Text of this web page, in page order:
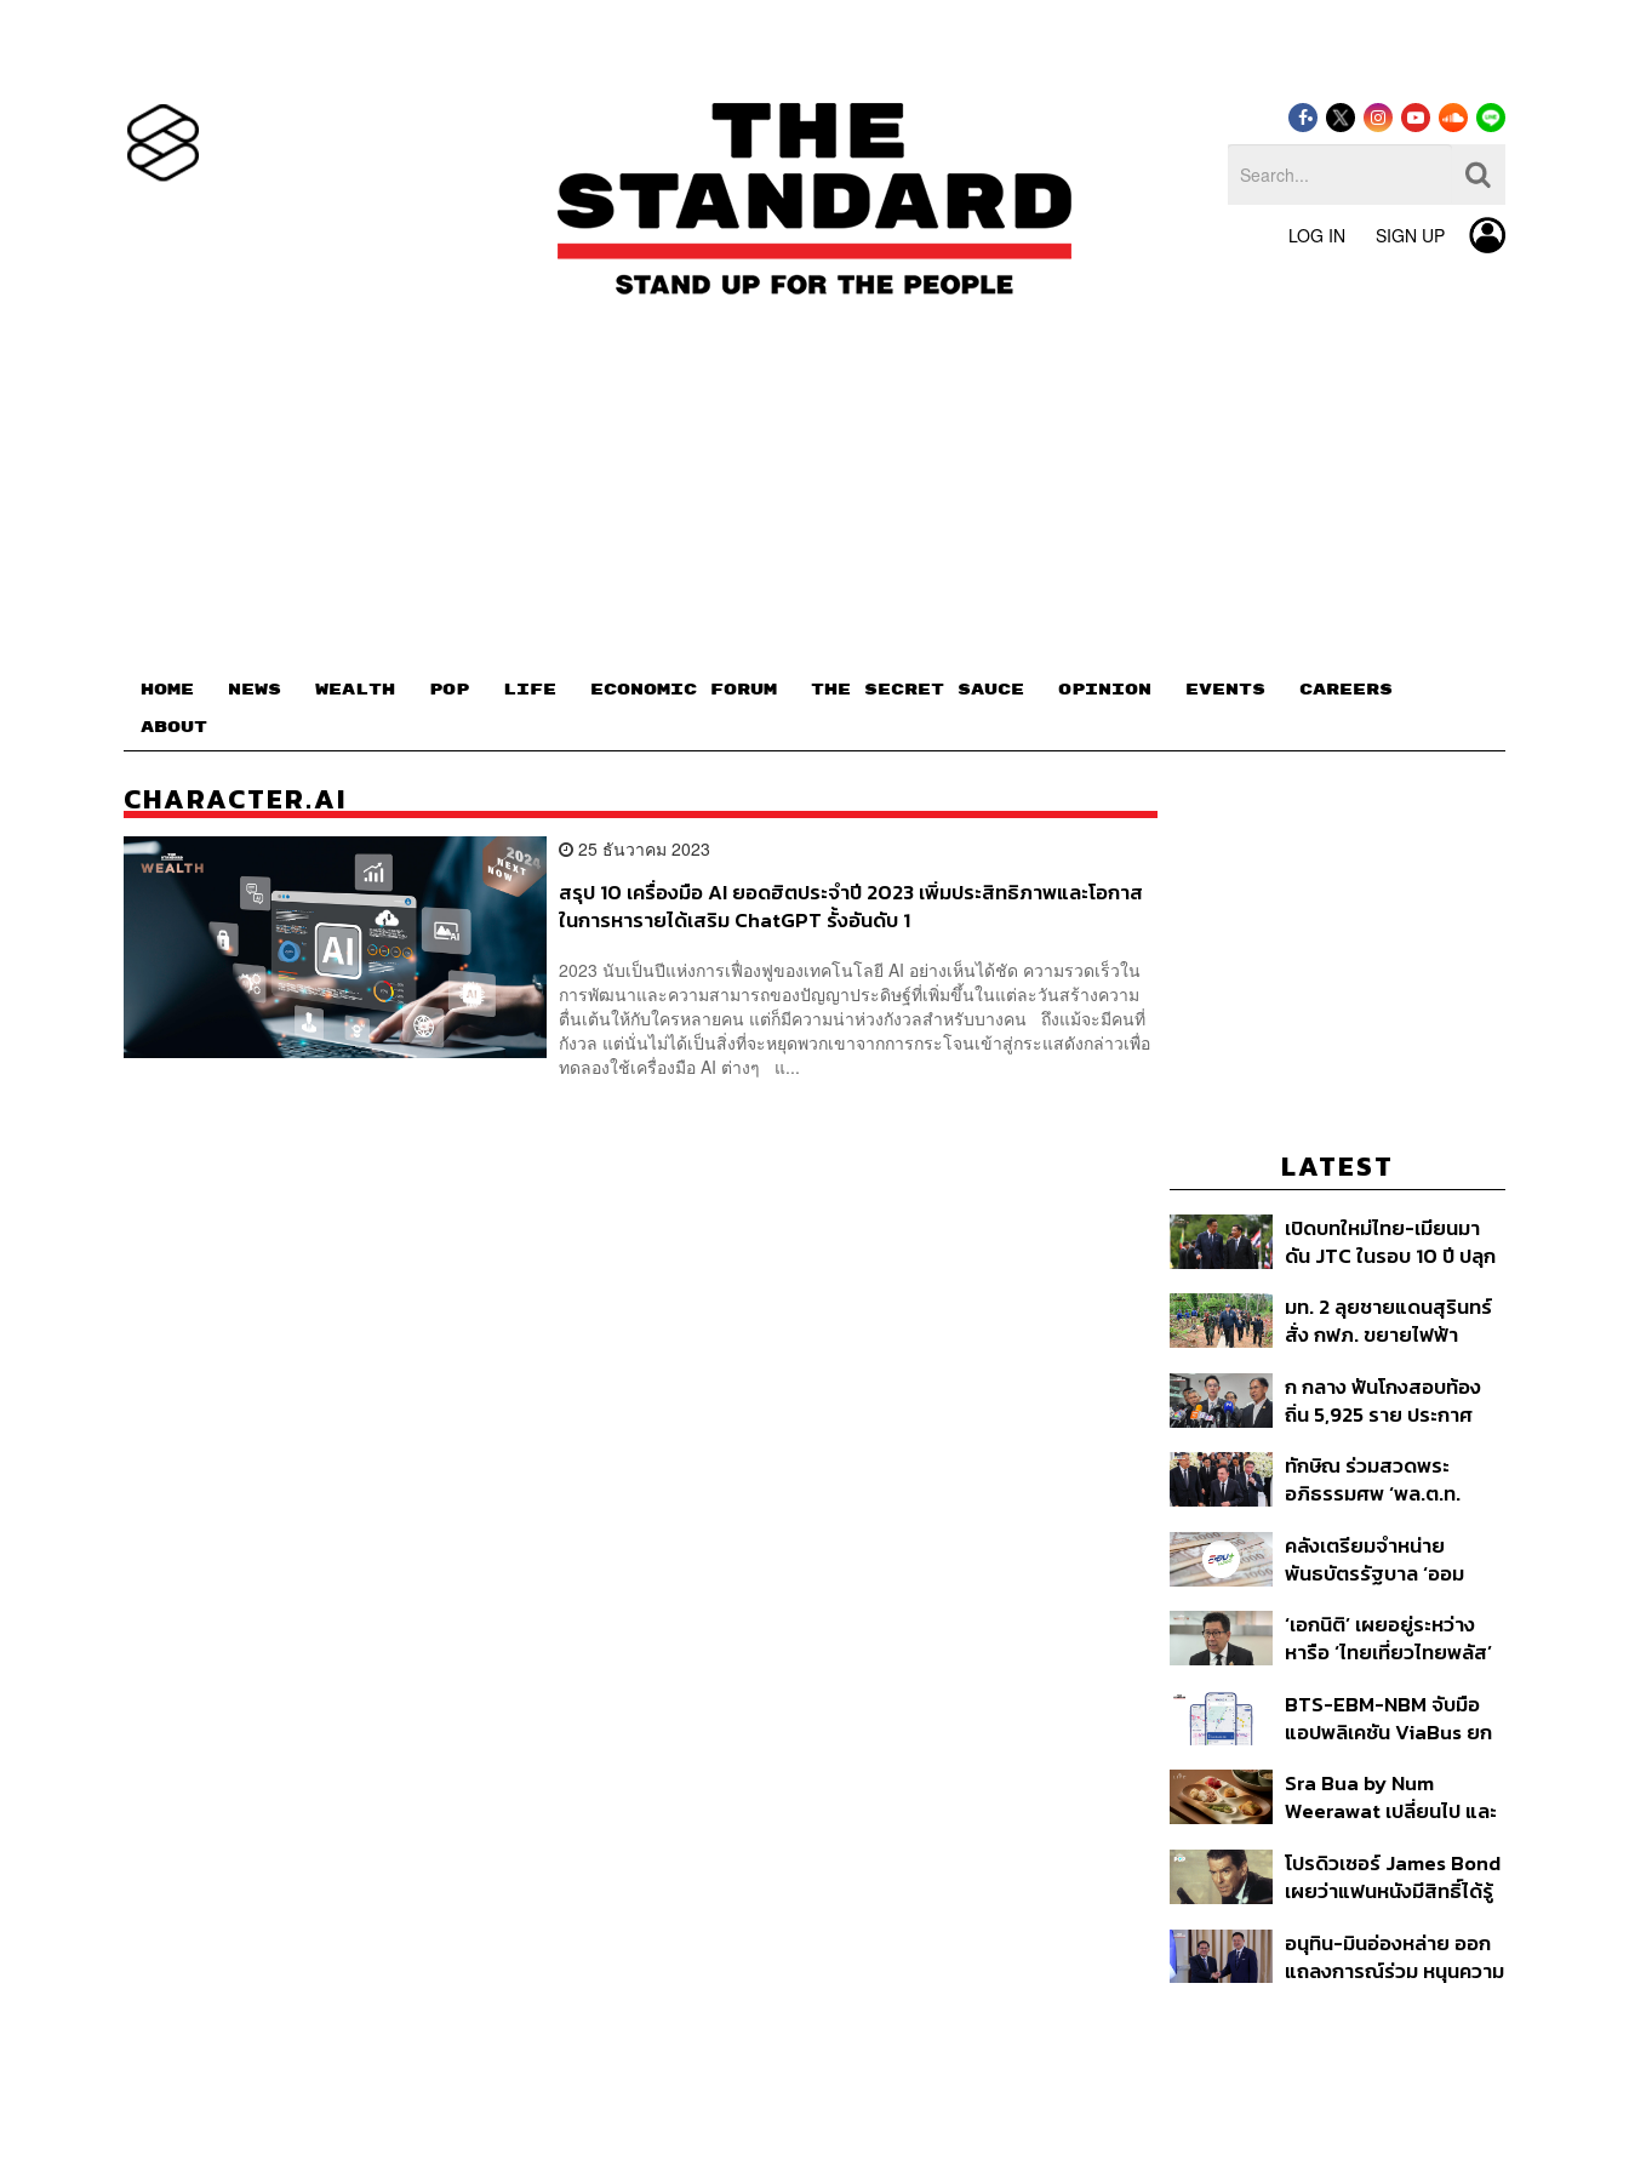
LOG IN SIGN UP
HOME NEWS WEALTH POP LIFE ECONOMIC FORUM THE SECRET SAUCE​ OPINION EVENTS CAREERS
ABOUT
CHARACTER.AI
25 ธันวาคม 2023
สรุป 10 เครื่องมือ AI ยอดฮิตประจำปี 2023 เพิ่มประสิทธิภาพและโอกาส
ในการหารายได้เสริม ChatGPT รั้งอันดับ 1
2023 นับเป็นปีแห่งการเฟื่องฟูของเทคโนโลยี AI อย่างเห็นได้ชัด ความรวดเร็วใน
การพัฒนาและความสามารถของปัญญาประดิษฐ์ที่เพิ่มขึ้นในแต่ละวันสร้างความ
ตื่นเต้นให้กับใครหลายคน แต่ก็มีความน่าห่วงกังวลสำหรับบางคน ถึงแม้จะมีคนที่
กังวล แต่นั่นไม่ได้เป็นสิ่งที่จะหยุดพวกเขาจากการกระโจนเข้าสู่กระแสดังกล่าวเพื่อ
ทดลองใช้เครื่องมือ AI ต่างๆ แ...
LATEST
เปิดบทใหม่ไทย-เมียนมา
ดัน JTC ในรอบ 10 ปี ปลุก
ชายแดน ท่าเรือน้ำลึก
ทวาย
มท. 2 ลุยชายแดนสุรินทร์
สั่ง กฟภ. ขยายไฟฟ้า
350’ เสริมความมั่นคง
ชายแดน
ก กลาง ฟันโกงสอบท้อง
ถิ่น 5,925 ราย ประกาศ
ราย รอ ป.ป.ช. ขีดเส้นแล้ว
เสร็จ 31 ส.ค.
ทักษิณ ร่วมสวดพระ
อภิธรรมศพ ‘พล.ต.ท.
สิน’ สิริอายุ 103 ปี แกนนำ
เพื่อไทย-บุคคลหลาก
คลังเตรียมจำหน่าย
พันธบัตรรัฐบาล ‘ออม
ก.ย.นี้ อาจเพิ่มสัดส่วนการ
ขายแบบ Small Lot First
‘เอกนิติ’ เผยอยู่ระหว่าง
หารือ ‘ไทยเที่ยวไทยพลัส’
แสนล้าน มั่นใจงบต่อ ‘ไทย
ช่วยไทย พลัส’ เฟส 2 มี
BTS-EBM-NBM จับมือ
แอปพลิเคชัน ViaBus ยก
รถไฟฟ้า 3 สายแบบเรียล
ไทม์
Sra Bua by Num
Weerawat เปลี่ยนไป และ
ไปอีกครั้ง
โปรดิวเซอร์ James Bond
เผยว่าแฟนหนังมีสิทธิ์ได้รู้
ปลายปีนี้
อนุทิน-มินอ่องหล่าย ออก
แถลงการณ์ร่วม หนุนความ